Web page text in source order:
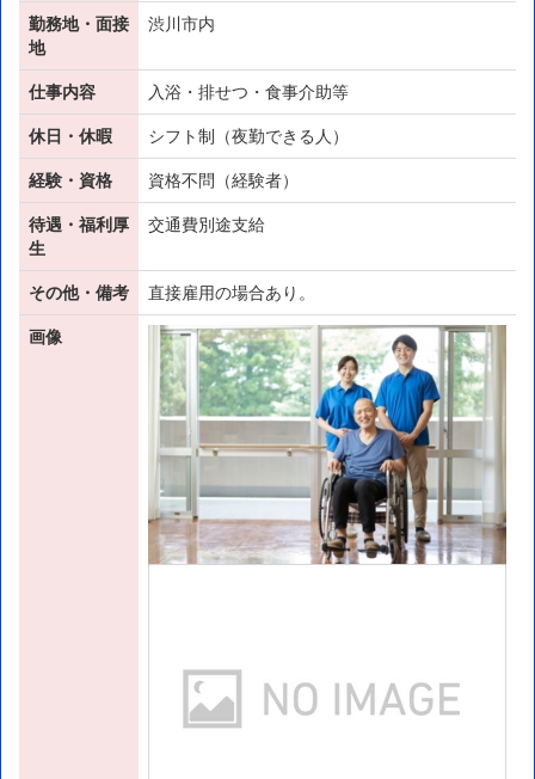
勤務地・面接
地
渋川市内
仕事内容 入浴・排せつ・食事介助等
休日・休暇 シフト制（夜勤できる人）
経験・資格 資格不問（経験者）
待遇・福利厚
生
交通費別途支給
その他・備考 直接雇用の場合あり。
画像